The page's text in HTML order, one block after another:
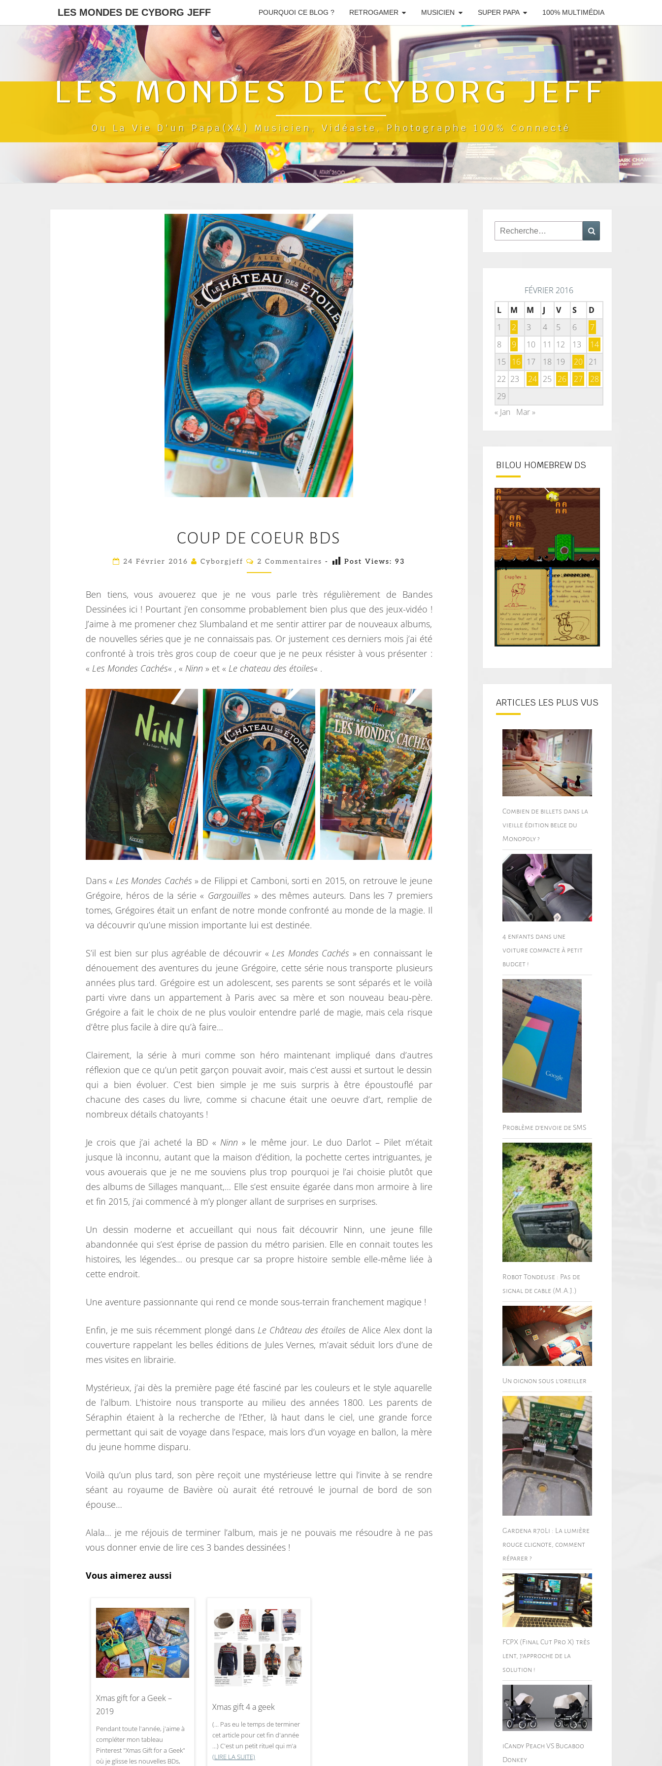
LES MONDES DE CYBORG JEFF POURQUOI CE BLOG ? RETROGAMER MUSICIEN SUPER PAPA 100% MULTIMÉDIA
LES MONDES DE CYBORG JEFF
Ou La Vie D'un Papa(x4) Musicien, Vidéaste, Photographe 100% Connecté
O
P
E
C
O
E
U
R
B
D
S
COUP DE COEUR BDS
24 Février 2016 Cyborgjeff
C
M
E
N
T
A
I
E
S
2 Commentaires - Post Views: 93
Ben tiens, vous avouerez que je ne vous parle très régulièrement de Bandes
Dessinées ici ! Pourtant j’en consomme probablement bien plus que des jeux-vidéo !
J’aime à me promener chez Slumbaland et me sentir attirer par de nouveaux albums,
de nouvelles séries que je ne connaissais pas. Or justement ces derniers mois j’ai été
confronté à trois très gros coup de coeur que je ne peux résister à vous présenter :
« Les Mondes Cachés« , « Ninn » et « Le chateau des étoiles« .
Dans « Les Mondes Cachés » de Filippi et Camboni, sorti en 2015, on retrouve le jeune
Grégoire, héros de la série « Gargouilles » des mêmes auteurs. Dans les 7 premiers
tomes, Grégoires était un enfant de notre monde confronté au monde de la magie. Il
va découvrir qu’une mission importante lui est destinée.
S’il est bien sur plus agréable de découvrir « Les Mondes Cachés » en connaissant le
dénouement des aventures du jeune Grégoire, cette série nous transporte plusieurs
années plus tard. Grégoire est un adolescent, ses parents se sont séparés et le voilà
parti vivre dans un appartement à Paris avec sa mère et son nouveau beau-père.
Grégoire a fait le choix de ne plus vouloir entendre parlé de magie, mais cela risque
d’être plus facile à dire qu’à faire…
Clairement, la série à muri comme son héro maintenant impliqué dans d’autres
réflexion que ce qu’un petit garçon pouvait avoir, mais c’est aussi et surtout le dessin
qui a bien évoluer. C’est bien simple je me suis surpris à être époustouflé par
chacune des cases du livre, comme si chacune était une oeuvre d’art, remplie de
nombreux détails chatoyants !
Je crois que j’ai acheté la BD « Ninn » le même jour. Le duo Darlot – Pilet m’était
jusque là inconnu, autant que la maison d’édition, la pochette certes intriguantes, je
vous avouerais que je ne me souviens plus trop pourquoi je l’ai choisie plutôt que
des albums de Sillages manquant,… Elle s’est ensuite égarée dans mon armoire à lire
et fin 2015, j’ai commencé à m’y plonger allant de surprises en surprises.
Un dessin moderne et accueillant qui nous fait découvrir Ninn, une jeune fille
abandonnée qui s’est éprise de passion du métro parisien. Elle en connait toutes les
histoires, les légendes… ou presque car sa propre histoire semble elle-même liée à
cette endroit.
Une aventure passionnante qui rend ce monde sous-terrain franchement magique !
Enfin, je me suis récemment plongé dans Le Château des étoiles de Alice Alex dont la
couverture rappelant les belles éditions de Jules Vernes, m’avait séduit lors d’une de
mes visites en librairie.
Mystérieux, j’ai dès la première page été fasciné par les couleurs et le style aquarelle
de l’album. L’histoire nous transporte au milieu des années 1800. Les parents de
Séraphin étaient à la recherche de l’Ether, là haut dans le ciel, une grande force
permettant qui sait de voyage dans l’espace, mais lors d’un voyage en ballon, la mère
du jeune homme disparu.
Voilà qu’un plus tard, son père reçoit une mystérieuse lettre qui l’invite à se rendre
séant au royaume de Bavière où aurait été retrouvé le journal de bord de son
épouse…
Alala… je me réjouis de terminer l’album, mais je ne pouvais me résoudre à ne pas
vous donner envie de lire ces 3 bandes dessinées !
Vous aimerez aussi
Xmas gift for a Geek –
2019
Pendant toute l'année, j'aime à
compléter mon tableau
Pinterest "Xmas Gift for a Geek"
où je glisse les nouvelles BDs,
Xmas gift 4 a geek
(... Pas eu le temps de terminer
cet article pour cet fin d'année
...) C'est un petit rituel qui m'a
(LIRE LA SUITE)
Rechercher :
FÉVRIER 2016
L
M M J V S
D
1
2 3 4 5 6
7
8
9 10 11 12 13
14
15
16 17 18 19 20 21
22 23 24 25 26 27
28
29
« Jan
Mar »
BILOU HOMEBREW DS
ARTICLES LES PLUS VUS
Combien de billets dans la
vieille édition belge du
Monopoly ?
4 enfants dans une
voiture compacte à petit
budget !
Problème d’envoie de SMS
Robot Tondeuse : Pas de
signal de cable (M.A.J.)
Un oignon sous l’oreiller
Gardena r70Li : La lumière
rouge clignote, comment
réparer ?
FCPX (Final Cut Pro X) très
lent, j’approche de la
solution !
iCandy Peach VS Bugaboo
Donkey